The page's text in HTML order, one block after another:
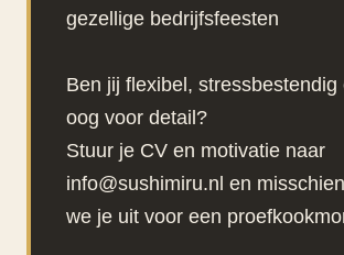
gezellige bedrijfsfeesten
Ben jij flexibel, stressbestendig
oog voor detail?
Stuur je CV en motivatie naar
info@sushimiru.nl en
we je uit voor een